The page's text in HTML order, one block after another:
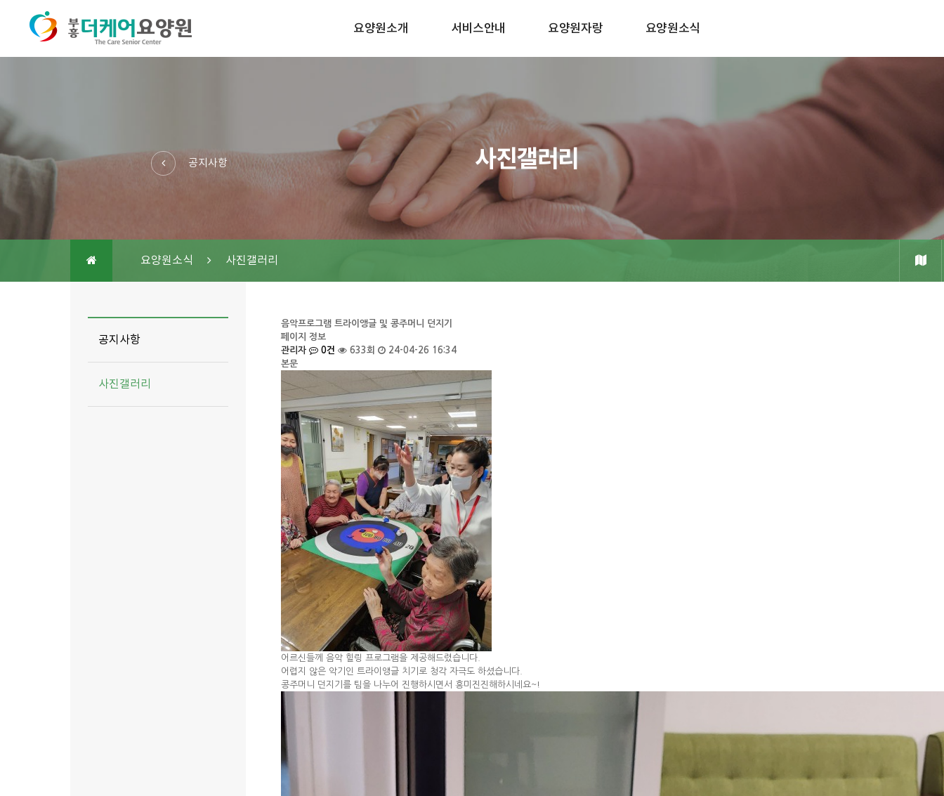
요양원소개 서비스안내 요양원자랑 요양원소식
사진갤러리
공지사항
요양원소식 사진갤러리
공지사항
사진갤러리
음악프로그램 트라이앵글 및 콩주머니 던지기
페이지 정보
관리자
0건 633회
24-04-26 16:34
본문
어르신들께 음악 힐링 프로그램을 제공해드렸습니다.
어렵지 않은 악기인 트라이앵글 치기로 청각 자극도 하셨습니다.
콩주머니 던지기를 팀을 나누어 진행하시면서 흥미진진해하시네요~!